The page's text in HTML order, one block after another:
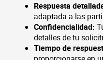
Respuesta
adaptada a las
Confidencialidad:
detalles de tu
Tiempo de